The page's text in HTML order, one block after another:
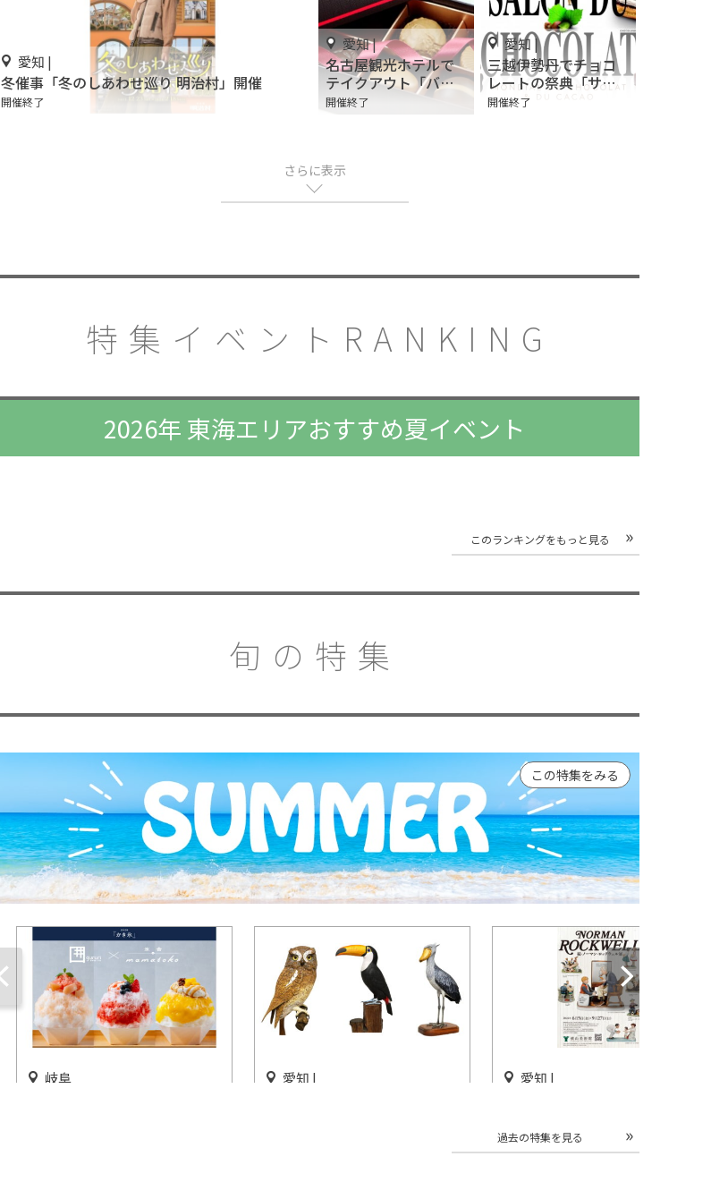
静岡
キッズのプールデビュ
プカルチャーとは？違
愛知 |
冬催事「冬のしあわせ巡り 明治村」開催
開催終了
愛知 |
名古屋観光ホテルで
テイクアウト「バレ
ンタインセレクショ
開催終了
愛知 |
三越伊勢丹でチョコ
レートの祭典「サロ
ン・デュ・ショコラ
開催終了
さらに表示
特集イベントRANKING
2026年 東海エリアおすすめ夏イベント
このランキングをもっと見る
旬の特集
この特集をみる
岐阜 愛知 | 愛知 |
クウェル展」横山美術館で開
催
過去の特集を見る